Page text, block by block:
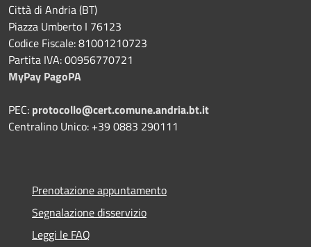
Città di Andria (BT)
Piazza Umberto I 76123
Codice Fiscale: 81001210723
Partita IVA: 00956770721
MyPay PagoPA
PEC: protocollo@cert.comune.andria.bt.it
Centralino Unico: +39 0883 290111
Prenotazione appuntamento
Segnalazione disservizio
Leggi le FAQ